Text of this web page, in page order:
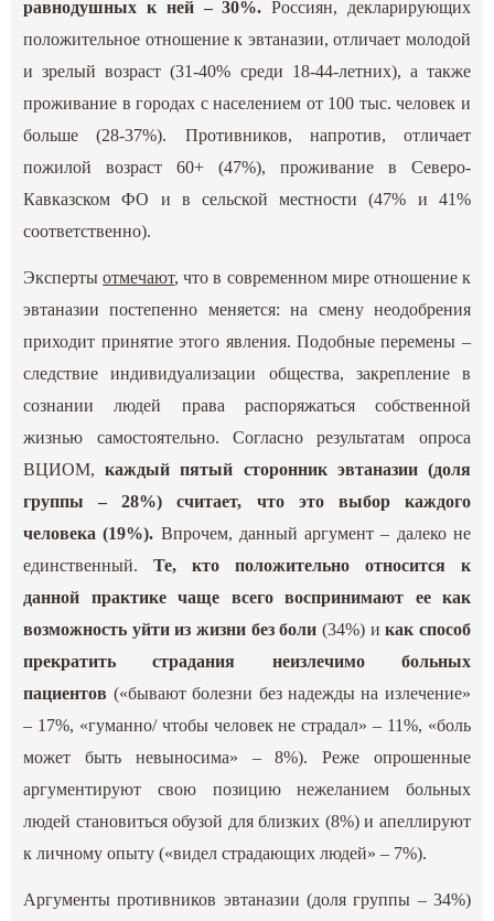
равнодушных к ней – 30%. Россиян, декларирующих
положительное отношение к эвтаназии, отличает молодой
и зрелый возраст (31-40% среди 18-44-летних), а также
проживание в городах с населением от 100 тыс. человек и
больше (28-37%). Противников, напротив, отличает
пожилой возраст 60+ (47%), проживание в Северо-
Кавказском ФО и в сельской местности (47% и 41%
соответственно).
Экспертыотмечают, что в современном мире отношение к
эвтаназии постепенно меняется: на смену неодобрения
приходит принятие этого явления. Подобные перемены –
следствие индивидуализации общества, закрепление в
сознании людей права распоряжаться собственной
жизнью самостоятельно. Согласно результатам опроса
ВЦИОМ,каждый пятый сторонник эвтаназии (доля
группы – 28%) считает, что это выбор каждого
человека (19%). Впрочем, данный аргумент – далеко не
единственный.Те, кто положительно относится к
данной практике
чаще всего
воспринимают ее как
возможность уйти из жизни без боли (34%) икак способ
прекратить страдания неизлечимо больных
пациентов («бывают болезни без надежды на излечение»
– 17%, «гуманно/ чтобы человек не страдал» – 11%, «боль
может быть невыносима» – 8%). Реже опрошенные
аргументируют свою позицию нежеланием больных
людей становиться обузой для близких (8%) и апеллируют
к личному опыту («видел страдающих людей» – 7%).
Аргументы противников эвтаназии (доля группы – 34%)